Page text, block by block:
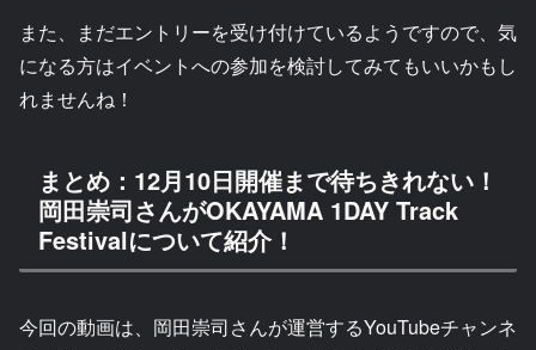
また、まだエントリーを受け付けているようですので、気
になる方はイベントへの参加を検討してみてもいいかもし
れませんね！
まとめ：12月10日開催まで待ちきれない！
岡田崇司さんがOKAYAMA 1DAY Track
Festivalについて紹介！
今回の動画は、岡田崇司さんが運営するYouTubeチャンネ